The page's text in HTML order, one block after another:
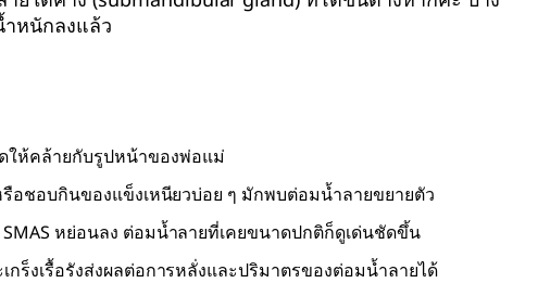
หนักลงแล้ว
ห้คล้ายกับรูปหน้าของพ่อแม่
รือชอบกินของแข็งเหนียวบ่อย ๆ มักพบต่อมน้ำลายขยายตัว
หย่อนลง ต่อมน้ำลายที่เคยขนาดปกติก็ดูเด่นชัดขึ้น
กร็งเรื้อรังส่งผลต่อการหลั่งและปริมาตรของต่อมน้ำลายได้